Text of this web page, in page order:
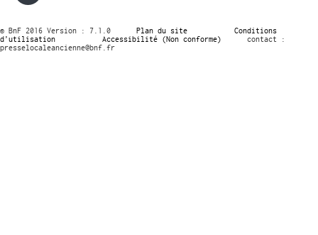
© BnF 2016 Version : 7.1.0 Plan du site
Conditions
d’utilisation
Accessibilité (Non conforme)
contact :
presselocaleancienne@bnf.fr